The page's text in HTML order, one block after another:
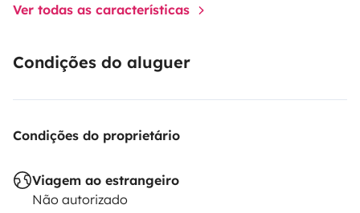
Ver todas as características
Condições do aluguer
Condições do proprietário
Viagem ao estrangeiro
Não autorizado